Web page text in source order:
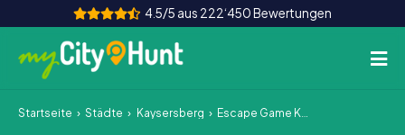
4.5/5 aus 222‘450 Bewertungen
So funktioniert's
Startseite Städte Kaysersberg Escape Game Kaysersberg